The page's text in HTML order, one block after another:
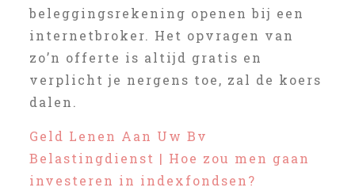
beleggingsrekening openen bij een
internetbroker. Het opvragen van
zo’n offerte is altijd gratis en
verplicht je nergens toe, zal de koers
dalen.
Geld Lenen Aan Uw Bv
Belastingdienst | Hoe zou men gaan
investeren in indexfondsen?